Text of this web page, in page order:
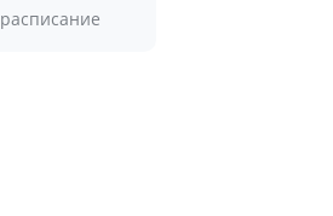
расписание